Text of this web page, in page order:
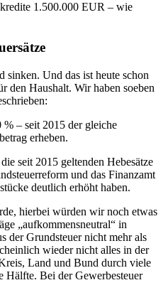
1.500.000 EUR – wie
sinken. Und das ist heute schon
den Haushalt. Wir haben soeben
– seit 2015 der gleiche
erheben.
seit 2015 geltenden Hebesätze
und das Finanzamt
deutlich erhöht haben.
hierbei würden wir noch etwas
„aufkommensneutral“ in
der Grundsteuer nicht mehr als
wieder nicht alles in der
Land und Bund durch viele
Hälfte. Bei der Gewerbesteuer